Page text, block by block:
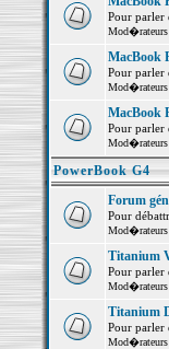
Pour parler
Mod�rateurs
MacBook
Pour parler
Mod�rateurs
MacBook
Pour parler
Mod�rateurs
PowerBook G4
Forum
Pour
Mod�rateurs
Titanium
Pour parler
Mod�rateurs
Titanium
Pour parler
Mod�rateurs